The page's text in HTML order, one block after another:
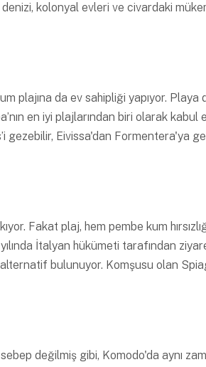
kolonyal evleri ve civardaki
plajına da ev sahipliği yapıyor. Playa
en iyi plajlarından biri olarak kabul
gezebilir, Eivissa'dan Formentera'ya
Fakat plaj, hem pembe kum
İtalyan hükümeti tarafından
alternatif bulunuyor. Komşusu olan
değilmiş gibi, Komodo'da aynı